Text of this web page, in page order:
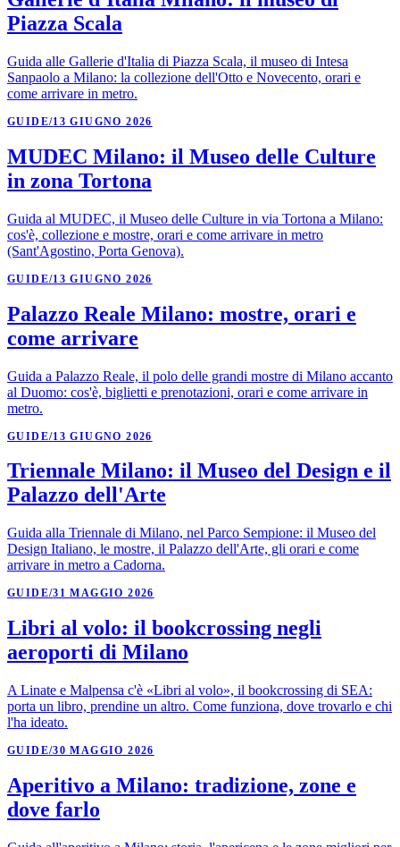
Piazza Scala
Guida alle Gallerie d'Italia di Piazza Scala, il museo di Intesa
Sanpaolo a Milano: la collezione dell'Otto e Novecento, orari e
come arrivare in metro.
GUIDE/13 GIUGNO 2026
MUDEC Milano: il Museo delle Culture
in zona Tortona
Guida al MUDEC, il Museo delle Culture in via Tortona a Milano:
cos'è, collezione e mostre, orari e come arrivare in metro
(Sant'Agostino, Porta Genova).
GUIDE/13 GIUGNO 2026
Palazzo Reale Milano: mostre, orari e
come arrivare
Guida a Palazzo Reale, il polo delle grandi mostre di Milano accanto
al Duomo: cos'è, biglietti e prenotazioni, orari e come arrivare in
metro.
GUIDE/13 GIUGNO 2026
Triennale Milano: il Museo del Design e il
Palazzo dell'Arte
Guida alla Triennale di Milano, nel Parco Sempione: il Museo del
Design Italiano, le mostre, il Palazzo dell'Arte, gli orari e come
arrivare in metro a Cadorna.
GUIDE/31 MAGGIO 2026
Libri al volo: il bookcrossing negli
aeroporti di Milano
A Linate e Malpensa c'è «Libri al volo», il bookcrossing di SEA:
porta un libro, prendine un altro. Come funziona, dove trovarlo e chi
l'ha ideato.
GUIDE/30 MAGGIO 2026
Aperitivo a Milano: tradizione, zone e
dove farlo